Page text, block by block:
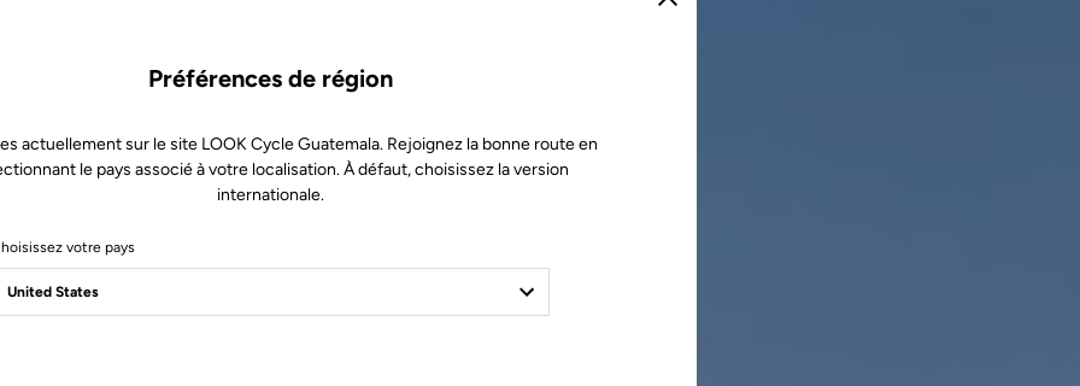
Fermer
Préférences de région
actuellement sur le site LOOK Cycle Guatemala. Rejoignez la bonne route en
le pays associé à votre localisation. À défaut, choisissez la version
internationale.
votre pays